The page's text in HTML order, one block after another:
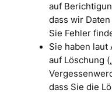
auf
dass wir
Sie Fehler
Sie haben laut
auf Löschung
dass Sie die